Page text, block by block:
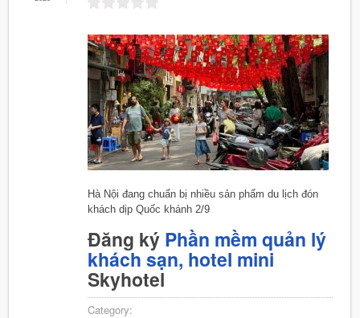
Hà Nội đang chuẩn bị nhiều sản phẩm du lịch đón
khách dịp Quốc khánh 2/9
Đăng ký Phần mềm quản lý
khách sạn, hotel mini
Skyhotel
Category: